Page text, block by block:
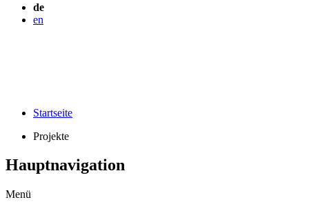
de
en
Startseite
Projekte
Hauptnavigation
Menü